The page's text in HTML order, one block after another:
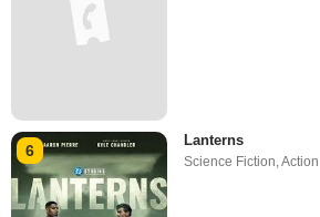
6
Lanterns
Science Fiction,Action